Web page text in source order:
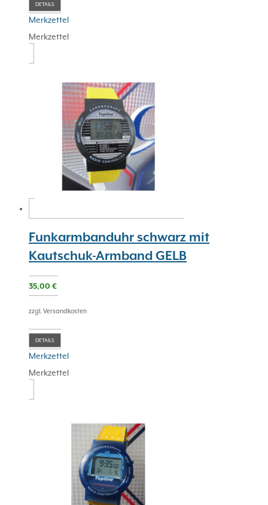
DETAILS
Merkzettel
Merkzettel
Funkarmbanduhr schwarz mit
Kautschuk-Armband GELB
35,00 €
zzgl. Versandkosten
DETAILS
Merkzettel
Merkzettel